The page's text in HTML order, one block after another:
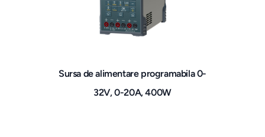
Sursa de alimentare programabila 0-
32V, 0-20A, 400W